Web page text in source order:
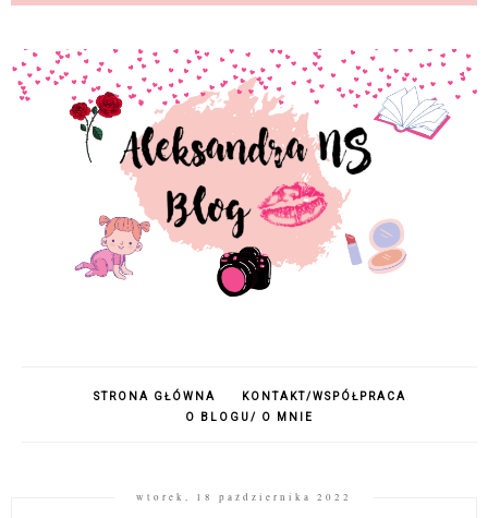
STRONA GŁÓWNA
KONTAKT/WSPÓŁPRACA
O BLOGU/ O MNIE
wtorek, 18 października 2022